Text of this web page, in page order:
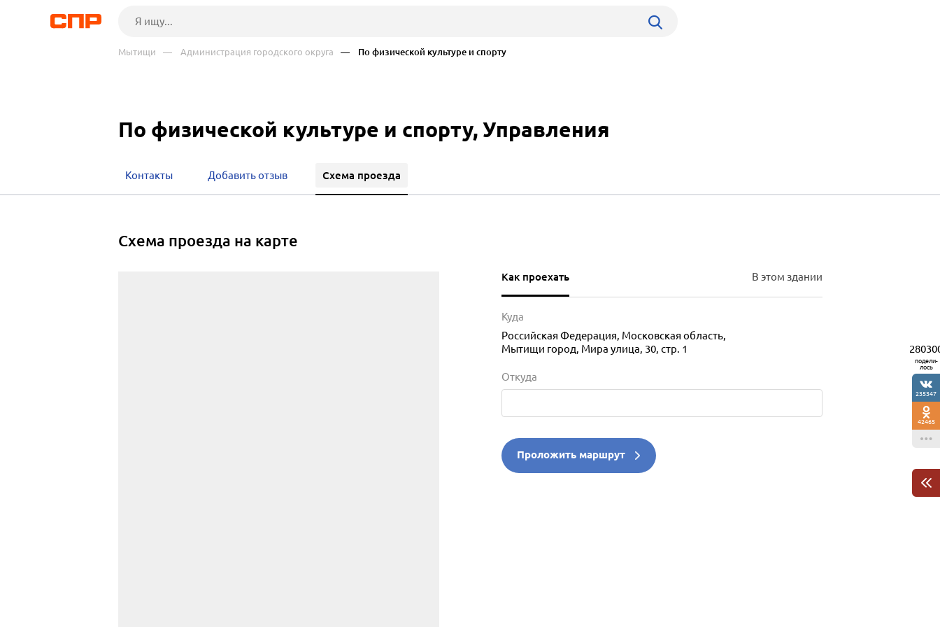
Мытищи — Администрация городского округа — По физической культуре и спорту
По физической культуре и спорту, Управления
cхема проезда на карте
Контакты Добавить отзыв Схема проезда
Как проехать В этом здании
Куда
Российская Федерация, Московская область,
Мытищи город, Мира улица, 30, стр. 1
Откуда
Проложить маршрут
подели-
лось
235347
42465